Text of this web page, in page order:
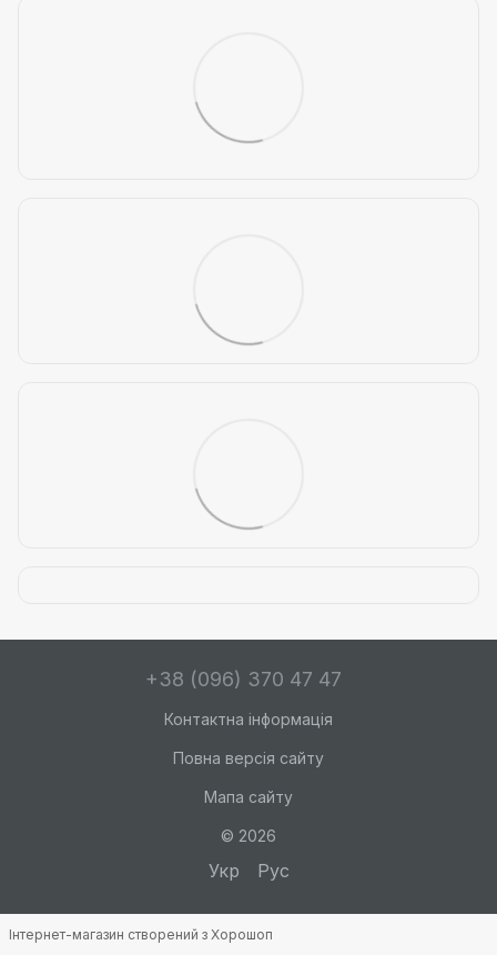
+38 (096) 370 47 47
Контактна інформація
Повна версія сайту
Мапа сайту
© 2026
Укр Рус
Інтернет-магазин створений з Хорошоп